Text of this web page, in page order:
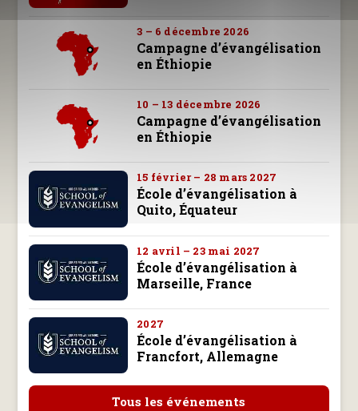
3 – 6 décembre 2026
Campagne d’évangélisation
en Éthiopie
10 – 13 décembre 2026
Campagne d’évangélisation
en Éthiopie
15 février – 28 mars 2027
École d’évangélisation à
Quito, Équateur
12 avril – 23 mai 2027
École d’évangélisation à
Marseille, France
2027
École d’évangélisation à
Francfort, Allemagne
Tous les événements